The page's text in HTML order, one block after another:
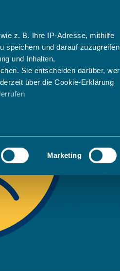
z. B. Ihre IP-Adresse, mithilfe
speichern und darauf zuzugreifen
und Inhalten,
Sie entscheiden darüber, wer
über die Cookie-Erklärung
(Fingerprinting) identifizieren
Funktionen für soziale Medien
Außerdem geben wir
für soziale Medien, Werbung
mit weiteren Daten
Marketing